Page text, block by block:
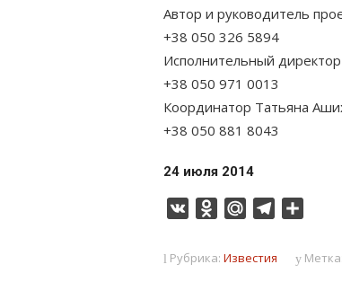
Автор и руководитель
+38 050 326 5894
Исполнительный
+38 050 971 0013
Координатор Татьяна
+38 050 881 8043
24 июля 2014
VK Odnoklassniki
Mail.RuTelegram
Рубрика: Известия Метка: